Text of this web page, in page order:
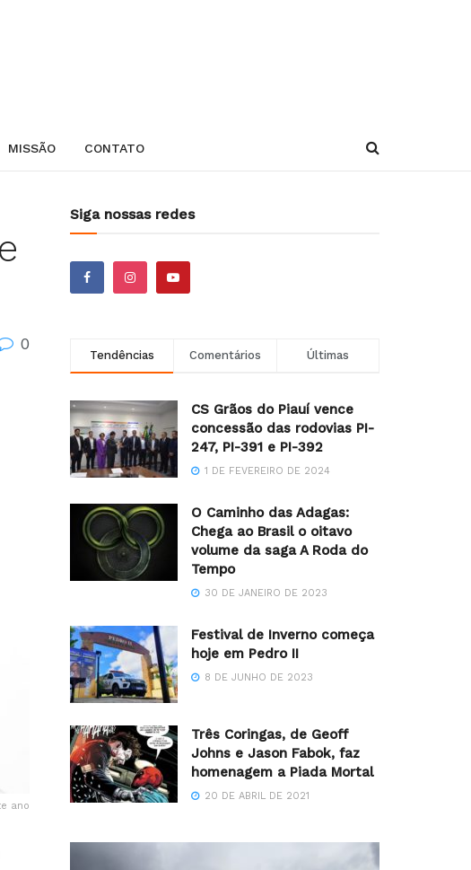
MISSÃO CONTATO
0
ano
Siga nossas redes
Tendências Comentários Últimas
CS Grãos do Piauí vence
concessão das rodovias PI-
247, PI-391 e PI-392
1 DE FEVEREIRO DE 2024
O Caminho das Adagas:
Chega ao Brasil o oitavo
volume da saga A Roda do
Tempo
30 DE JANEIRO DE 2023
Festival de Inverno começa
hoje em Pedro II
8 DE JUNHO DE 2023
Três Coringas, de Geoff
Johns e Jason Fabok, faz
homenagem a Piada Mortal
20 DE ABRIL DE 2021